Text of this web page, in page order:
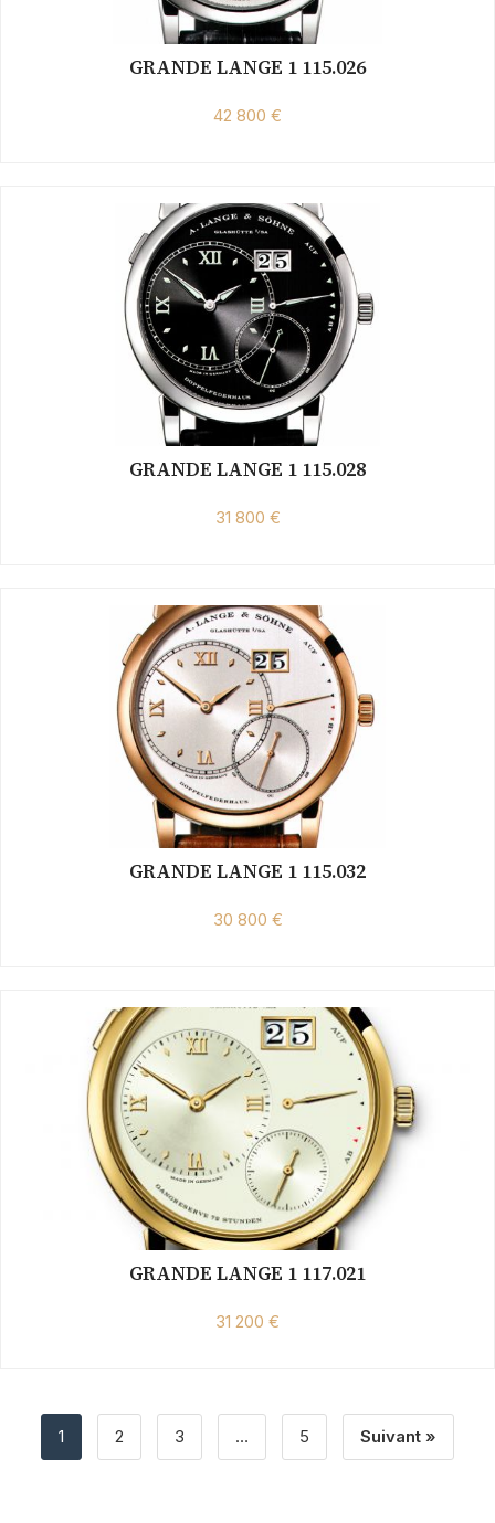
GRANDE LANGE 1 115.026
42 800 €
GRANDE LANGE 1 115.028
31 800 €
GRANDE LANGE 1 115.032
30 800 €
GRANDE LANGE 1 117.021
31 200 €
1 2 3 … 5 Suivant »